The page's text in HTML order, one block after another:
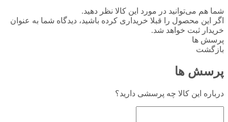
شما هم می‌توانید در مورد این کالا نظر دهید.
اگر این محصول را قبلا خریداری کرده باشید، دیدگاه شما به عنوان
خریدار ثبت خواهد شد.
پرسش ها
بازگشت
پرسش ها
درباره این کالا چه پرسشی دارید؟